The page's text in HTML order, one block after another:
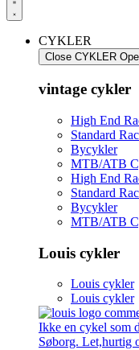
CYKLER
Close CYKLER
vintage cykler
High End
Standard
Bycykler
MTB/ATB
High End
Standard
Bycykler
MTB/ATB
Louis cykler
Louis cykler
Louis cykler
Ikke en cykel som
Søborg. Let,hurtig